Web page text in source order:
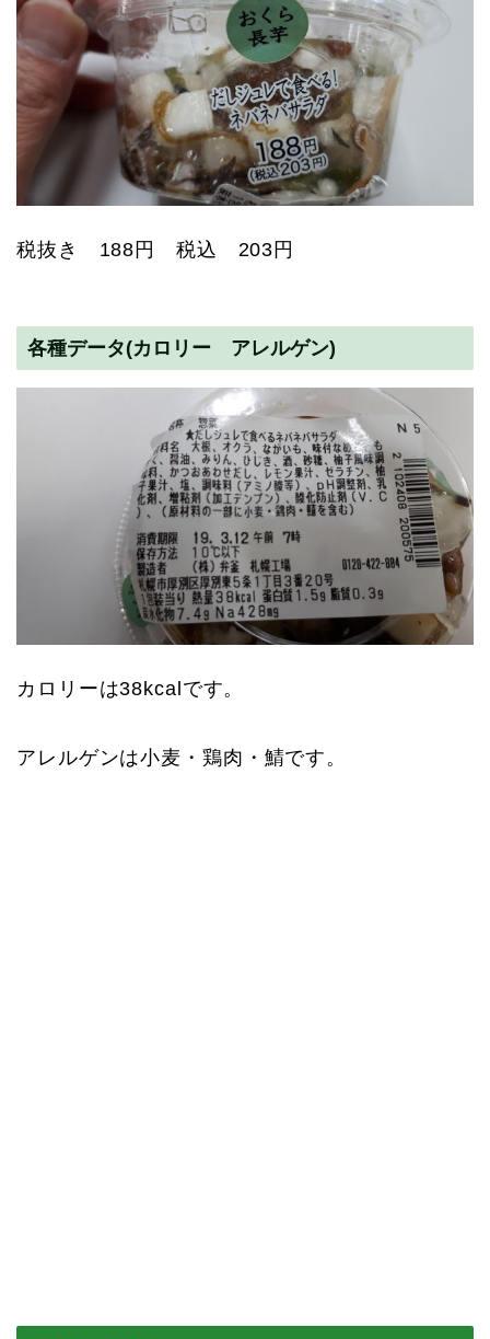
税抜き 188円 税込 203円
各種データ(カロリー アレルゲン)
カロリーは38kcalです。
アレルゲンは小麦・鶏肉・鯖です。